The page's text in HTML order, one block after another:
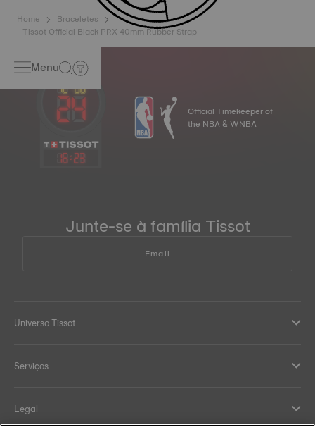
Home
Braceletes
Tissot Official Black PRX 40mm Rubber Strap
Menu
16:23
Official Timekeeper of
the NBA & WNBA
Junte-se à família Tissot
Email
Universo Tissot
Serviços
Legal